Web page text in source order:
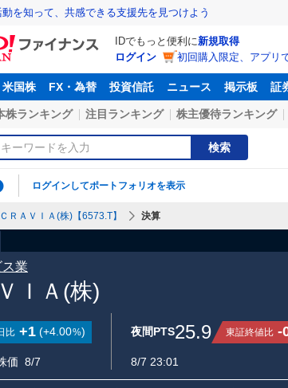
を知って、共感できる支援先を見つけよう
IDでもっと便利に新規取得
ログイン
初回購入限定、アプリ
米国株 FX・為替 投資信託 ニュース 掲示板 証
株ランキング 注目ランキング 株主優待ランキング
検索
ログインしてポートフォリオを表示
ＣＲＡＶＩＡ(株)【6573.T】 決算
ＩＡ(株)
業
比 +1 (+4.00%)
価 8/7
夜間PTS25.9 東証終値比 -
8/7 23:01